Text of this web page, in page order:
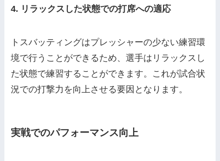
4. リラックスした状態での打席への適応
トスバッティングはプレッシャーの少ない練習環
境で行うことができるため、選手はリラックスし
た状態で練習することができます。これが試合状
況での打撃力を向上させる要因となります。
実戦でのパフォーマンス向上